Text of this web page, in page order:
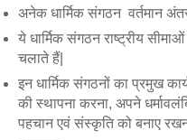
अनेक धार्मिक संगठन  वर्तमान
ये धार्मिक संगठन राष्ट्रीय
चलाते हैं|
इन धार्मिक संगठनों का प्रमुख
की स्थापना करना, अपने
पहचान एवं संस्कृति को बनाए